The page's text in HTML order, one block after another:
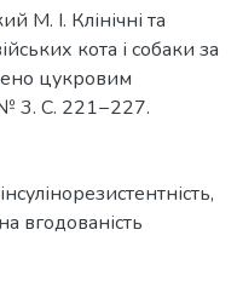
М. І. Клінічні та
кота і собаки за
цукровим
3. С. 221−227.
інсулінорезистентність,
вгодованість